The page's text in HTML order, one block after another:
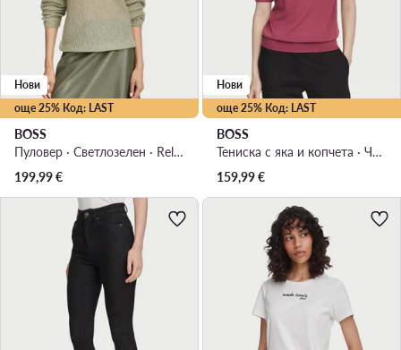
още 25% Код: LAST
Нови
BOSS
Пуловер · Светлозелен · Relaxed Fit
199,99€
още 25% Код: LAST
Нови
BOSS
Тениска с яка и копчета · Червен
159,99€